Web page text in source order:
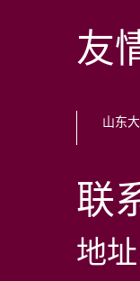
友
山东
联
地